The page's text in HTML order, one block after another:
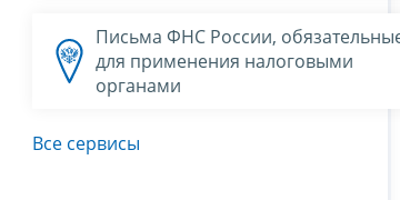
Письма ФНС России,
для применения налоговыми
органами
Все сервисы